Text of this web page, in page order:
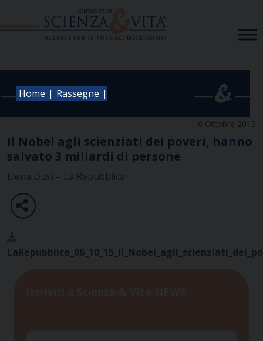
Home | Rassegne |
6 Ottobre 2015
Il Nobel agli scienziati dei poveri, hanno
salvato 3 miliardi di persone
Elena Dusi – La Repubblica